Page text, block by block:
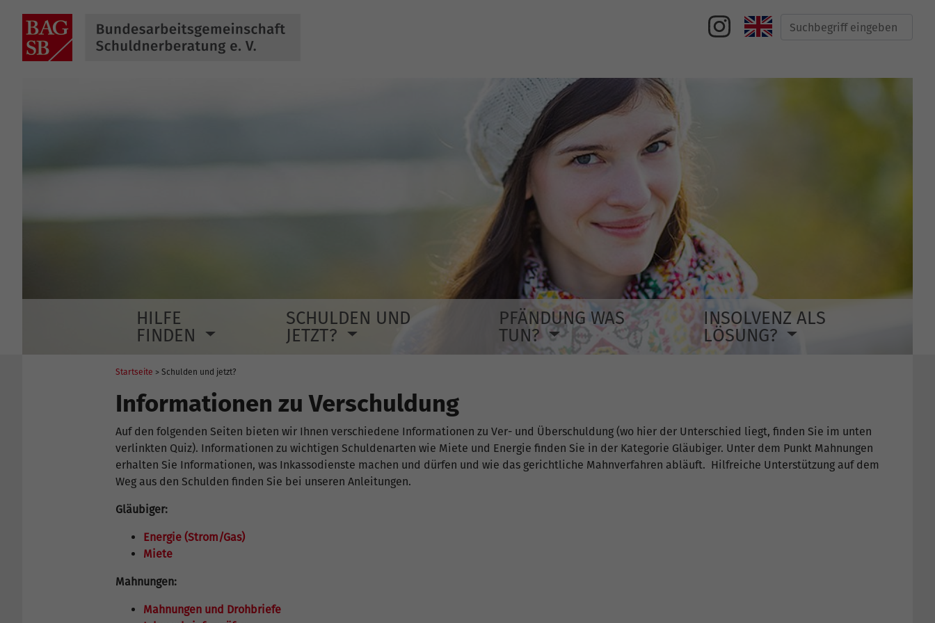
Suche
HILFE
FINDEN
SCHULDEN UND
JETZT?
PFÄNDUNG WAS
TUN?
INSOLVENZ ALS
LÖSUNG?
Startseite > Schulden und jetzt?
Informationen zu Verschuldung
Auf den folgenden Seiten bieten wir Ihnen verschiedene Informationen zu Ver- und Überschuldung (wo hier der Unterschied liegt, finden Sie im unten
verlinkten Quiz). Informationen zu wichtigen Schuldenarten wie Miete und Energie finden Sie in der Kategorie Gläubiger. Unter dem Punkt Mahnungen
erhalten Sie Informationen, was Inkassodienste machen und dürfen und wie das gerichtliche Mahnverfahren abläuft. Hilfreiche Unterstützung auf dem
Weg aus den Schulden finden Sie bei unseren Anleitungen.
Gläubiger:
Energie (Strom/Gas)
Miete
Mahnungen:
Mahnungen und Drohbriefe